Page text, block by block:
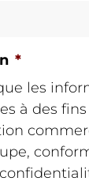
*
les
à des